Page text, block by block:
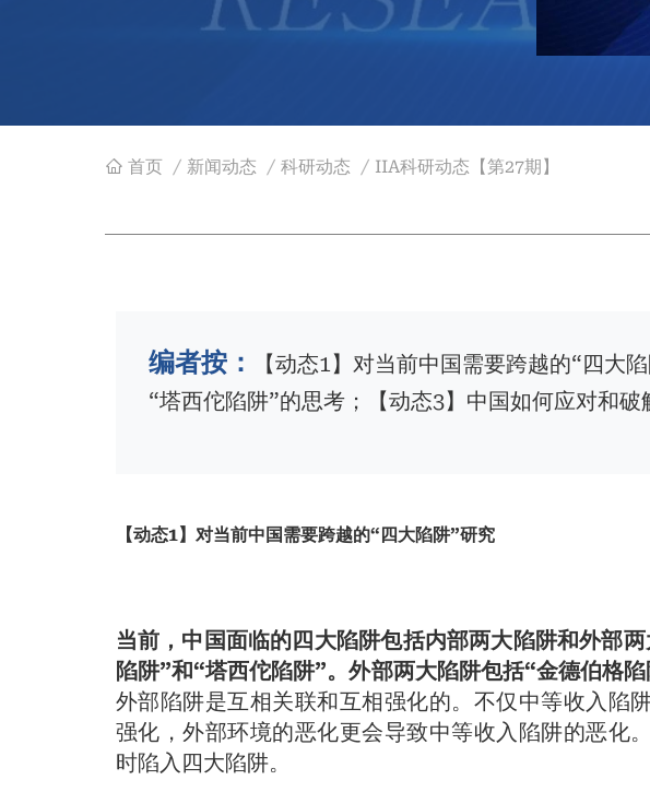
面
首页 / 新闻动态 / 科研动态 / IIA科研动态【第27期】
编者按：
【动态1】对当前中国需要跨越的“四大
“塔西佗陷阱”的思考；【动态3】中国如何应对和破
【动态1】对当前中国需要跨越的“四大陷阱”研究
当前，中国面临的四大陷阱包括内部两大陷阱和外部
陷阱”和“塔西佗陷阱”。外部两大陷阱包括“金德伯格陷
外部陷阱是互相关联和互相强化的。不仅中等收入陷
强化，外部环境的恶化更会导致中等收入陷阱的恶化
时陷入四大陷阱。